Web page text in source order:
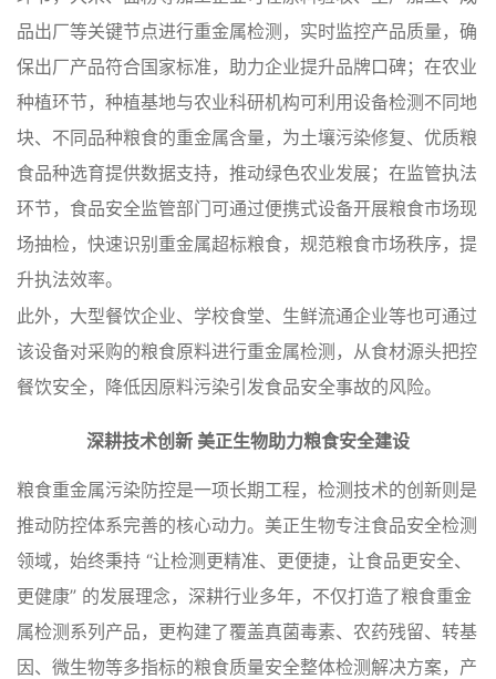
品出厂等关键节点进行重金属检测，实时监控产品质量，确
保出厂产品符合国家标准，助力企业提升品牌口碑；在农业
种植环节，种植基地与农业科研机构可利用设备检测不同地
块、不同品种粮食的重金属含量，为土壤污染修复、优质粮
食品种选育提供数据支持，推动绿色农业发展；在监管执法
环节，食品安全监管部门可通过便携式设备开展粮食市场现
场抽检，快速识别重金属超标粮食，规范粮食市场秩序，提
升执法效率。
此外，大型餐饮企业、学校食堂、生鲜流通企业等也可通过
该设备对采购的粮食原料进行重金属检测，从食材源头把控
餐饮安全，降低因原料污染引发食品安全事故的风险。
深耕技术创新 美正生物助力粮食安全建设
粮食重金属污染防控是一项长期工程，检测技术的创新则是
推动防控体系完善的核心动力。美正生物专注食品安全检测
领域，始终秉持 “让检测更精准、更便捷，让食品更安全、
更健康” 的发展理念，深耕行业多年，不仅打造了粮食重金
属检测系列产品，更构建了覆盖真菌毒素、农药残留、转基
因、微生物等多指标的粮食质量安全整体检测解决方案，产